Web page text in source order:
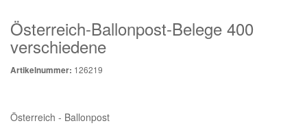
Österreich-Ballonpost-Belege 400
verschiedene
Artikelnummer: 126219
Österreich - Ballonpost